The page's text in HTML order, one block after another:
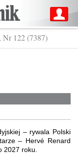
Nr 122 (7387)
– rywala Polski
– Hervé Renard
2027 roku.